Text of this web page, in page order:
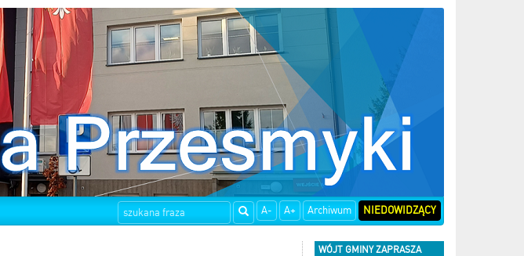
A- A+ Archiwum NIEDOWIDZĄCY
WÓJT GMINY ZAPRASZA